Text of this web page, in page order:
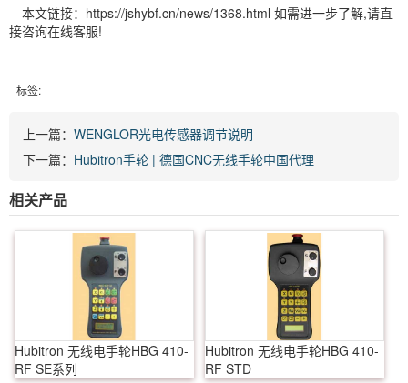
本文链接：https://jshybf.cn/news/1368.html 如需进一步了解,请直
接咨询在线客服!
标签:
上一篇： WENGLOR光电传感器调节说明
下一篇： Hubitron手轮 | 德国CNC无线手轮中国代理
相关产品
Hubitron 无线电手轮HBG 410-
RF SE系列
Hubitron 无线电手轮HBG 410-
RF STD